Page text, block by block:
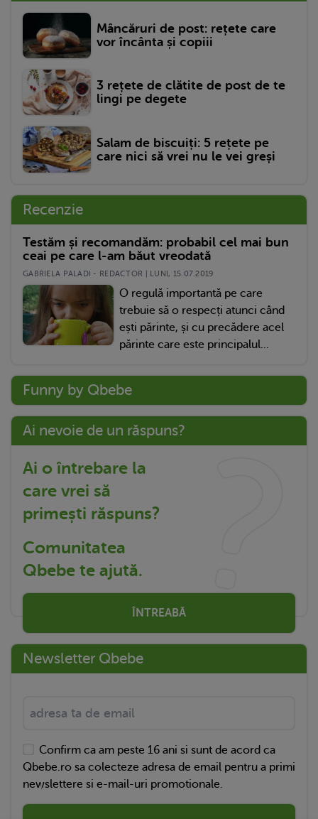
Mâncăruri de post: rețete care
vor încânta și copiii
3 rețete de clătite de post de te
lingi pe degete
Salam de biscuiți: 5 rețete pe
care nici să vrei nu le vei greși
Recenzie
Testăm și recomandăm: probabil cel mai bun
ceai pe care l-am băut vreodată
GABRIELA PALADI - REDACTOR | LUNI, 15.07.2019
O regulă importantă pe care
trebuie să o respecți atunci când
ești părinte, și cu precădere acel
părinte care este principalul...
Funny by Qbebe
Ai nevoie de un răspuns?
Ai o întrebare la
care vrei să
primești răspuns?
Comunitatea
Qbebe te ajută.
ÎNTREABĂ
Newsletter Qbebe
Confirm ca am peste 16 ani si sunt de acord ca
Qbebe.ro sa colecteze adresa de email pentru a primi
newslettere si e-mail-uri promotionale.